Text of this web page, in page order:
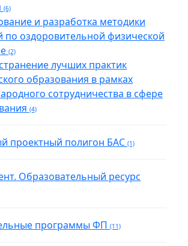
(6)
и разработка методики
по оздоровительной физической
(2)
лучших практик
образования в рамках
сотрудничества в сфере
(4)
проектный полигон БАС (1)
Образовательный ресурс
программы ФП (11)